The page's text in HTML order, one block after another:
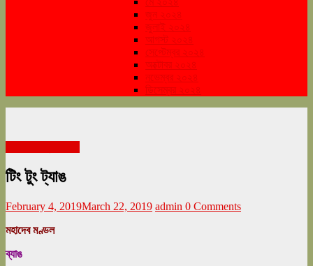
জুন ২০২৪
জুলাই ২০২৪
আগস্ট ২০২৪
সেপ্টেম্বর ২০২৪
অক্টোবর ২০২৪
নভেম্বর ২০২৪
ডিসেম্বর ২০২৪
টিং টুং ট্যাঙ
February 4, 2019March 22, 2019 admin 0 Comments
মহাদেব মণ্ডল
ব্যাঙ